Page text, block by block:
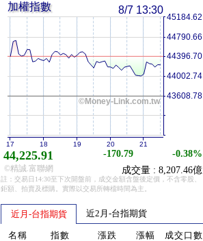
©Money-Link.com.tw
8/7 13:30
44,225.91 -170.79
-0.38%
成交量 : 8,207.46億
加權指數
17 18 19 20 21
©精誠.富聯網
43608.78
44002.74
44396.70
44790.66
45184.62
註：交易日14:30至下次開盤前，成交金額含盤後定價，不含零股、
鉅額、拍賣及標購。實際以交易所轉檔時間為主。
近月-台指期貨 近2月-台指期貨
名稱 指數 漲跌 漲幅 成交口數